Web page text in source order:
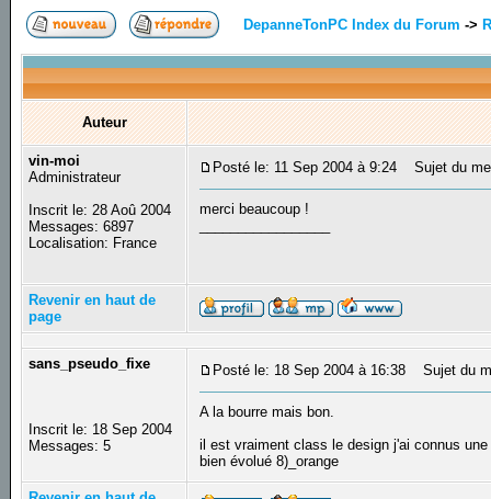
DepanneTonPC Index du Forum ->
Auteur
vin-moi
Administrateur
Inscrit le: 28 Aoû 2004
Messages: 6897
Localisation: France
Posté le: 11 Sep 2004 à 9:24 Sujet du
merci beaucoup !
Revenir en haut de
page
sans_pseudo_fixe
Inscrit le: 18 Sep 2004
Messages: 5
Posté le: 18 Sep 2004 à 16:38 Sujet du
A la bourre mais bon.
il est vraiment class le design j'ai connus
bien évolué 8)_orange